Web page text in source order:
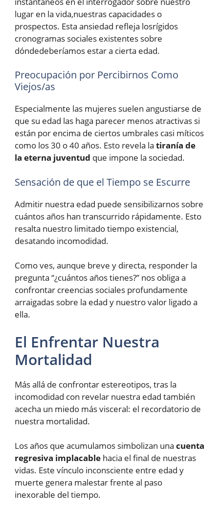
lugar en la vida,nuestras capacidades o
prospectos. Esta ansiedad refleja losrígidos
cronogramas sociales existentes sobre
dóndedeberíamos estar a cierta edad.
Preocupación por Percibirnos Como
Viejos/as
Especialmente las mujeres suelen angustiarse de
que su edad las haga parecer menos atractivas si
están por encima de ciertos umbrales casi míticos
como los 30 o 40 años. Esto revela la tiranía de
la eterna juventud que impone la sociedad.
Sensación de que el Tiempo se Escurre
Admitir nuestra edad puede sensibilizarnos sobre
cuántos años han transcurrido rápidamente. Esto
resalta nuestro limitado tiempo existencial,
desatando incomodidad.
Como ves, aunque breve y directa, responder la
pregunta “¿cuántos años tienes?” nos obliga a
confrontar creencias sociales profundamente
arraigadas sobre la edad y nuestro valor ligado a
ella.
El Enfrentar Nuestra
Mortalidad
Más allá de confrontar estereotipos, tras la
incomodidad con revelar nuestra edad también
acecha un miedo más visceral: el recordatorio de
nuestra mortalidad.
Los años que acumulamos simbolizan una cuenta
regresiva implacable hacia el final de nuestras
vidas. Este vínculo inconsciente entre edad y
muerte genera malestar frente al paso
inexorable del tiempo.